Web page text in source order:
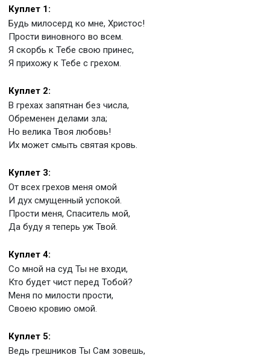
Куплет 1:
Будь милосерд ко мне, Христос!
Прости виновного во всем.
Я скорбь к Тебе свою принес,
Я прихожу к Тебе с грехом.
Куплет 2:
В грехах запятнан без числа,
Обременен делами зла;
Но велика Твоя любовь!
Их может смыть святая кровь.
Куплет 3:
От всех грехов меня омой
И дух смущенный успокой.
Прости меня, Спаситель мой,
Да буду я теперь уж Твой.
Куплет 4:
Со мной на суд Ты не входи,
Кто будет чист перед Тобой?
Меня по милости прости,
Своею кровию омой.
Куплет 5:
Ведь грешников Ты Сам зовешь,